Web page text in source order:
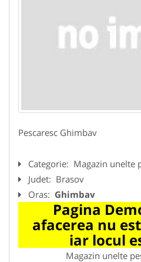
Pescaresc Ghimbav
Categorie: Magazin unelte
Judet: Brasov
Oras: Ghimbav
Pagina
afacerea nu
iar locul
Magazin unelte